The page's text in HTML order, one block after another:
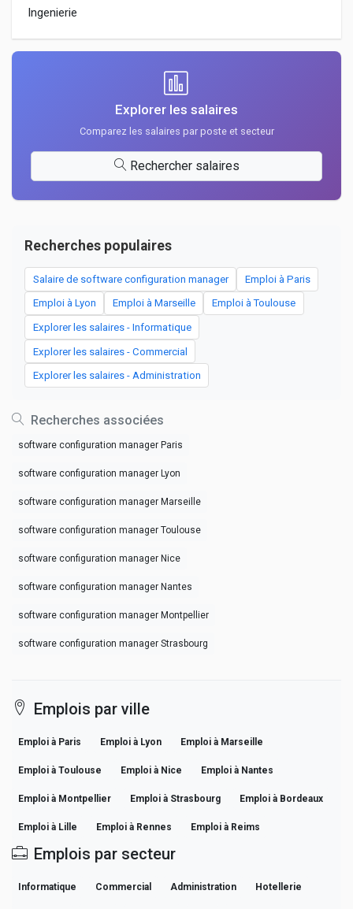
Ingenierie
Explorer les salaires
Comparez les salaires par poste et secteur
Rechercher salaires
Recherches populaires
Salaire de software configuration manager Emploi à Paris
Emploi à Lyon Emploi à Marseille Emploi à Toulouse
Explorer les salaires - Informatique
Explorer les salaires - Commercial
Explorer les salaires - Administration
Recherches associées
software configuration manager Paris
software configuration manager Lyon
software configuration manager Marseille
software configuration manager Toulouse
software configuration manager Nice
software configuration manager Nantes
software configuration manager Montpellier
software configuration manager Strasbourg
Emplois par ville
Emploi à Paris Emploi à Lyon Emploi à Marseille
Emploi à Toulouse Emploi à Nice Emploi à Nantes
Emploi à Montpellier Emploi à Strasbourg Emploi à Bordeaux
Emploi à Lille Emploi à Rennes Emploi à Reims
Emplois par secteur
Informatique Commercial Administration Hotellerie